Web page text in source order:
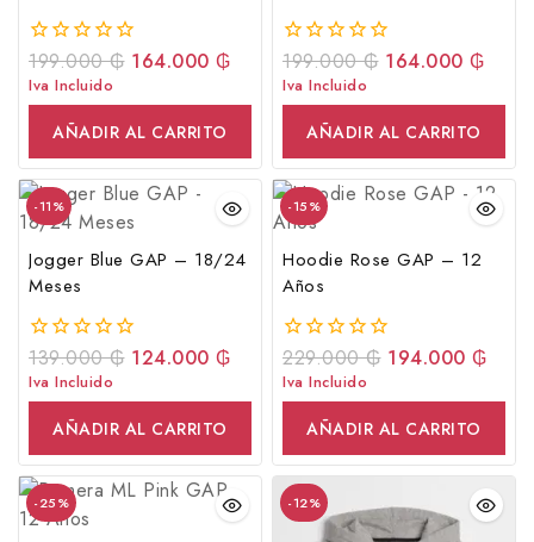
0
fuera
de
199.000₲ 164.000 ₲
Iva Incluido
AÑADIR AL CARRITO
0
fuera
de
199.000₲ 164.000 ₲
Iva Incluido
AÑADIR AL CARRITO
-11%
Jogger Blue GAP – 18/24
Meses
0
fuera
de
139.000₲ 124.000 ₲
Iva Incluido
AÑADIR AL CARRITO
-15%
Hoodie Rose GAP – 12
Años
0
fuera
de
229.000₲ 194.000 ₲
Iva Incluido
AÑADIR AL CARRITO
-25% -12%